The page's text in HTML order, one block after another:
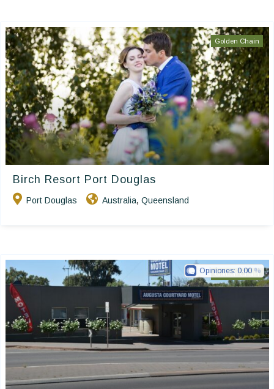
Golden Chain
Birch Resort Port Douglas
Port Douglas Australia, Queensland
Golden Chain
Opiniones: 0.00